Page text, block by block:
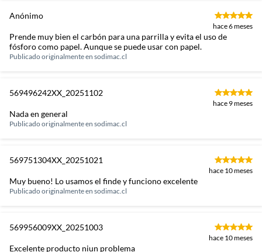
Anónimo
hace 6 meses
Prende muy bien el carbón para una parrilla y evita el uso de
fósforo como papel. Aunque se puede usar con papel.
Publicado originalmente en sodimac.cl
569496242XX_20251102
hace 9 meses
Nada en general
Publicado originalmente en sodimac.cl
569751304XX_20251021
hace 10 meses
Muy bueno! Lo usamos el finde y funciono excelente
Publicado originalmente en sodimac.cl
569956009XX_20251003
hace 10 meses
Excelente producto niun problema